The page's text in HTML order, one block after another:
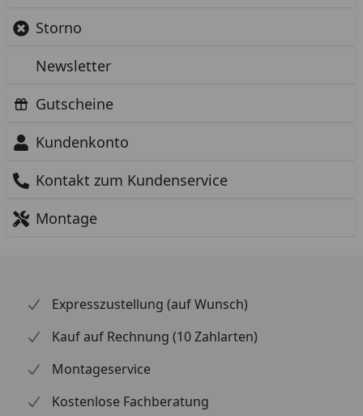
Storno
Newsletter
Gutscheine
Kundenkonto
Kontakt zum Kundenservice
Montage
Expresszustellung (auf Wunsch)
Kauf auf Rechnung (10 Zahlarten)
Montageservice
Kostenlose Fachberatung